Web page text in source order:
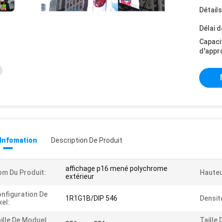
Délai
Description De Produit
Du Produit:
affichage p16 mené polychrome
extérieur
De
1R1G1B/DIP 546
De Moduel Taille